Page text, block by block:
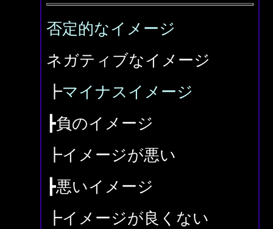
否定的なイメージ
ネガティブなイメージ
┣マイナスイメージ
┣負のイメージ
┣イメージが悪い
┣悪いイメージ
┣イメージが良くない